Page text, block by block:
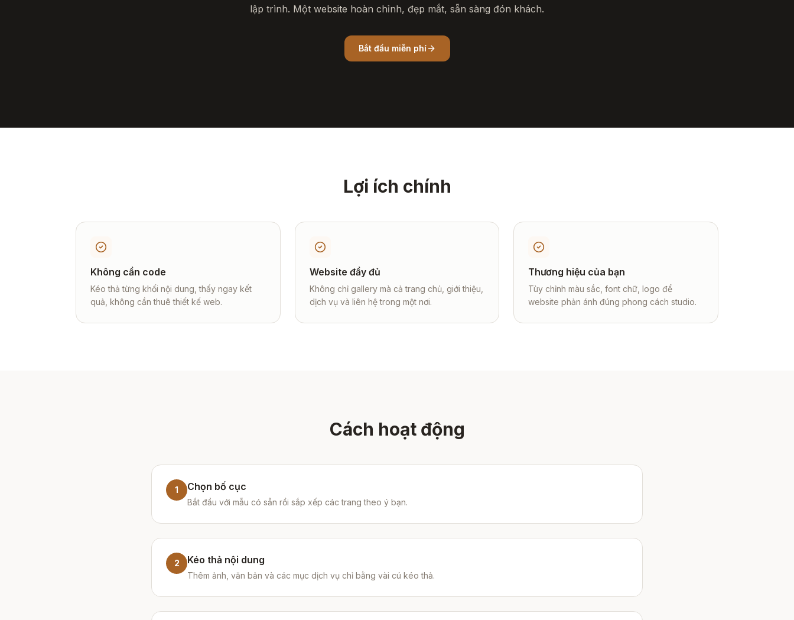
lập trình. Một website hoàn chỉnh, đẹp mắt, sẵn sàng đón khách.
Bắt đầu miễn phí
Lợi ích chính
Không cần code
Kéo thả từng khối nội dung, thấy ngay kết
quả, không cần thuê thiết kế web.
Website đầy đủ
Không chỉ gallery mà cả trang chủ, giới thiệu,
dịch vụ và liên hệ trong một nơi.
Thương hiệu của bạn
Tùy chỉnh màu sắc, font chữ, logo để
website phản ánh đúng phong cách studio.
Cách hoạt động
1 Chọn bố cục
Bắt đầu với mẫu có sẵn rồi sắp xếp các trang theo ý bạn.
2 Kéo thả nội dung
Thêm ảnh, văn bản và các mục dịch vụ chỉ bằng vài cú kéo thả.